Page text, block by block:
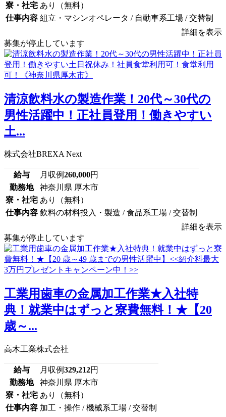
寮・社宅 あり（無料）
仕事内容 組立・マシンオペレータ / 自動車系工場 / 交替制
詳細を表示
募集が停止しています
清涼飲料水の製造作業！20代～30代の
男性活躍中！正社員登用！働きやすい
土...
株式会社BREXA Next
給与 月収例260,000円
勤務地
神奈川県 厚木市
寮・社宅 あり（無料）
仕事内容 飲料の材料投入・製造 / 食品系工場 / 交替制
詳細を表示
募集が停止しています
工業用歯車の金属加工作業★入社特
典！就業中はずっと寮費無料！★【20
歳～...
高木工業株式会社
給与 月収例329,212円
勤務地
神奈川県 厚木市
寮・社宅 あり（無料）
仕事内容 加工・操作 / 機械系工場 / 交替制